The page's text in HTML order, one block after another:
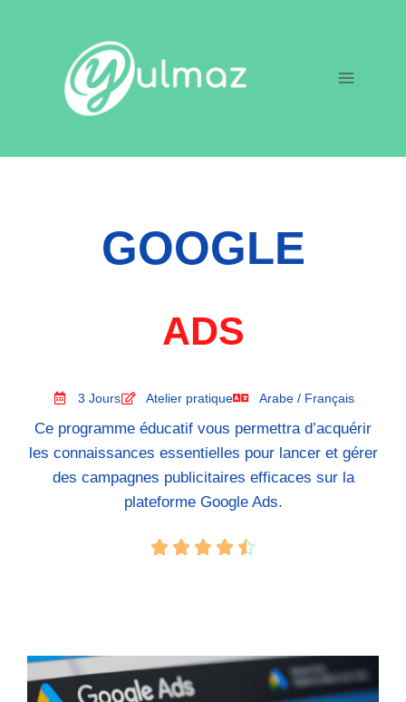
GOOGLE
ADS
3 Jours Atelier pratique Arabe / Français
Ce programme éducatif vous permettra d’acquérir
les connaissances essentielles pour lancer et gérer
des campagnes publicitaires efficaces sur la
plateforme Google Ads.
    